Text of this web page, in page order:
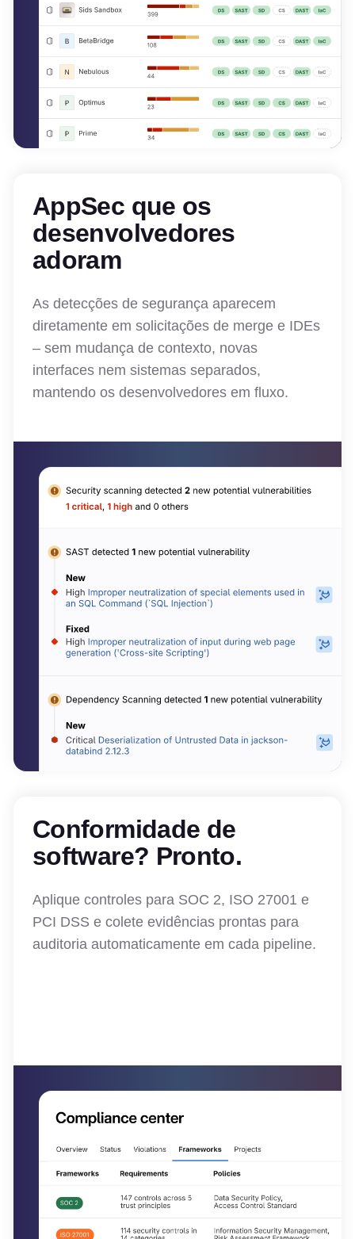
AppSec que os
desenvolvedores
adoram
As detecções de segurança aparecem
diretamente em solicitações de merge e IDEs
– sem mudança de contexto, novas
interfaces nem sistemas separados,
mantendo os desenvolvedores em fluxo.
Conformidade de
software? Pronto.
Aplique controles para SOC 2, ISO 27001 e
PCI DSS e colete evidências prontas para
auditoria automaticamente em cada pipeline.